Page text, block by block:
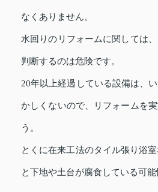
なくありません。
水回りのリフォームに関しては
判断するのは危険です。
20年以上経過している設備は、
かしくないので、リフォームを
う。
とくに在来工法のタイル張り浴
と下地や土台が腐食している可能